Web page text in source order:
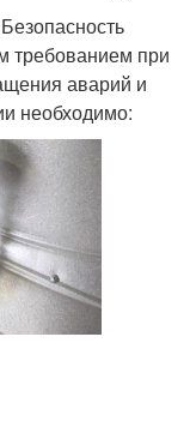
требованием при
аварий и
необходимо: